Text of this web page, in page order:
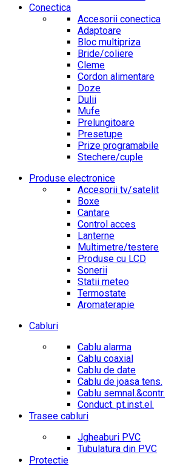
Conectica
Accesorii conectica
Adaptoare
Bloc multipriza
Bride/coliere
Cleme
Cordon alimentare
Doze
Dulii
Mufe
Prelungitoare
Presetupe
Prize programabile
Stechere/cuple
Produse electronice
Accesorii tv/satelit
Boxe
Cantare
Control acces
Lanterne
Multimetre/testere
Produse cu LCD
Sonerii
Statii meteo
Termostate
Aromaterapie
Cabluri
Cablu alarma
Cablu coaxial
Cablu de date
Cablu de joasa tens.
Cablu semnal.&contr.
Conduct. pt.inst.el.
Trasee cabluri
Jgheaburi PVC
Tubulatura din PVC
Protectie